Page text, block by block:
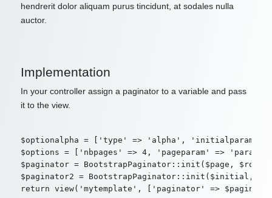
hendrerit dolor aliquam purus tincidunt, at sodales nulla
auctor.
Implementation
In your controller assign a paginator to a variable and pass
it to the view.
$optionalpha = ['type' => 'alpha', 'initialparam'
$options = ['nbpages' => 4, 'pageparam' =>
$paginator = BootstrapPaginator::init($page,
$paginator2 = BootstrapPaginator::init($initial,